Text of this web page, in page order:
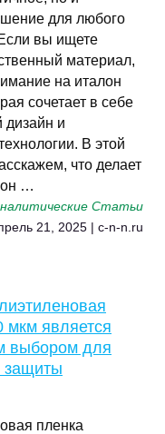
для любого
вы ищете
материал,
на италон
сочетает в себе
дизайн и
В этой
что делает
…
Статьи
21, 2025 | c-n-n.ru
мкм является
выбором для
защиты
пленка